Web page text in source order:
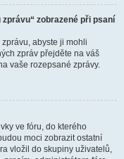
zobrazené při psaní
abyste ji mohli
zpráv přejděte na váš
vaše rozepsané zprávy.
ve fóru, do kterého
moci zobrazit ostatní
vložil do skupiny uživatelů,